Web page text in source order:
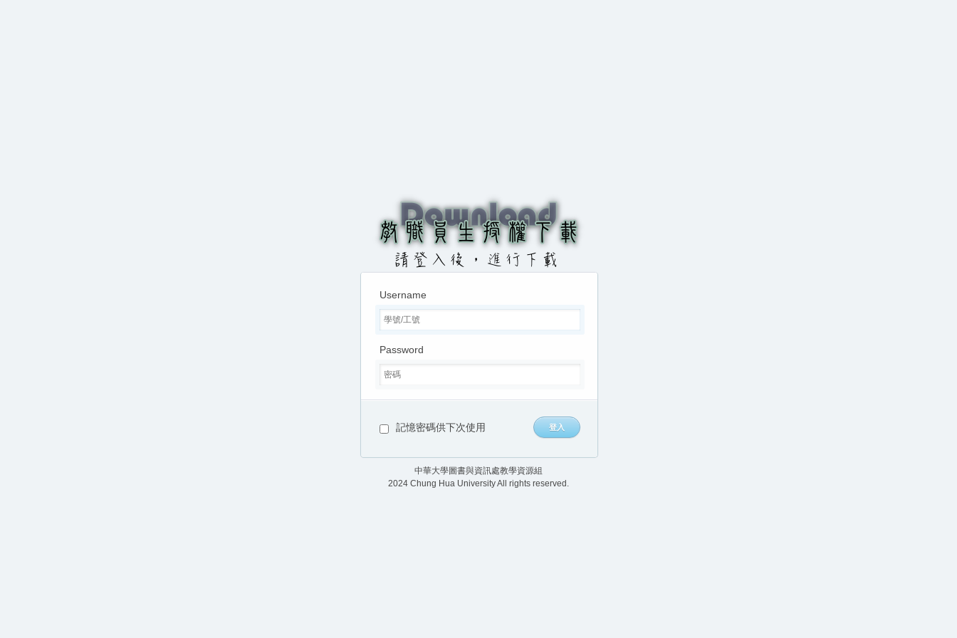
Username
Password
記憶密碼供下次使用
中華大學圖書與資訊處教學資源組
2024 Chung Hua University All rights reserved.